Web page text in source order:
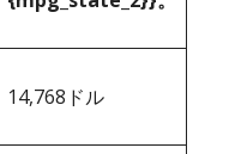
14,768ドル